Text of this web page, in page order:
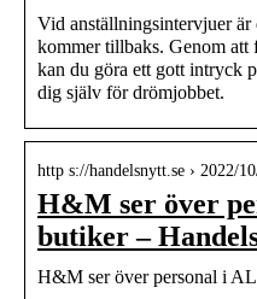
Vid anställningsintervjuer är
kommer tillbaks. Genom att
kan du göra ett gott intryck
dig själv för drömjobbet.
http s://handelsnytt.se › 2022/
H&M ser över
butiker –
H&M ser över personal i